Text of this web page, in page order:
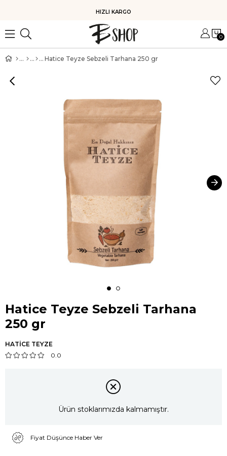
HIZLI KARGO
0
Hatice Teyze Sebzeli Tarhana 250 gr
Hatice Teyze Sebzeli Tarhana
250 gr
HATİCE TEYZE
0.0
Ürün stoklarımızda kalmamıştır.
Fiyat Düşünce Haber Ver